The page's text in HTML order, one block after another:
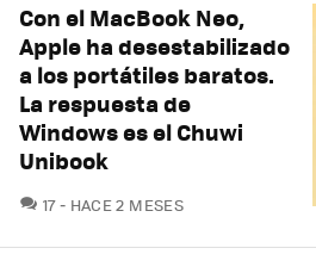
Con el MacBook Neo,
Apple ha desestabilizado
a los portátiles baratos.
La respuesta de
Windows es el Chuwi
Unibook
17COMENTARIOS
HACE 2 MESES